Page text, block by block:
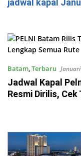
jadwal kapal
Batam,Terbaru
Jadwal Kapal
Resmi Dirilis,